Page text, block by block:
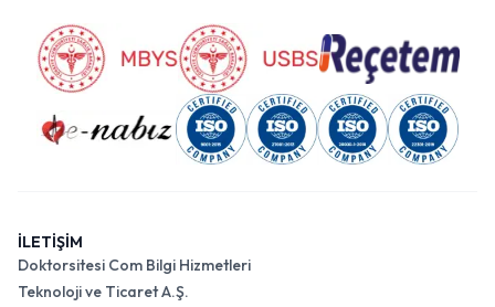
İLETİŞİM
Doktorsitesi Com Bilgi Hizmetleri
Teknoloji ve Ticaret A.Ş.